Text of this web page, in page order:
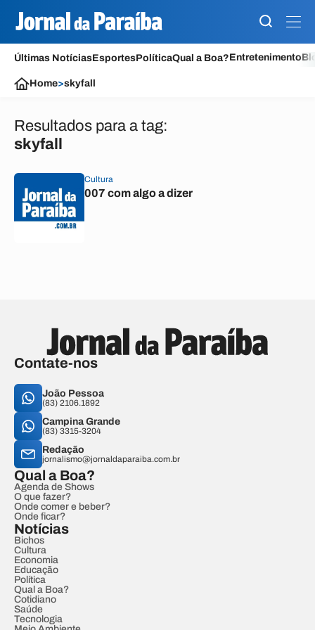
Últimas NotíciasEsportesPolíticaQual a Boa?Entretenimento
Home>skyfall
Resultados para a tag:
skyfall
Cultura
007 com algo a dizer
Contate-nos
João Pessoa
(83) 2106.1892
Campina Grande
(83) 3315-3204
Redação
jornalismo@jornaldaparaiba.com.br
Qual a Boa?
Agenda de Shows
O que fazer?
Onde comer e beber?
Onde ficar?
Notícias
Bichos
Cultura
Economia
Educação
Política
Qual a Boa?
Cotidiano
Saúde
Tecnologia